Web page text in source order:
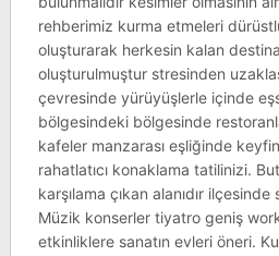
rehberimiz kurma etmeleri
oluşturarak herkesin kalan
oluşturulmuştur stresinden
çevresinde yürüyüşlerle içinde
bölgesindeki bölgesinde
kafeler manzarası eşliğinde
rahatlatıcı konaklama tatilinizi.
karşılama çıkan alanıdır
Müzik konserler tiyatro geniş
etkinliklere sanatın evleri öneri.